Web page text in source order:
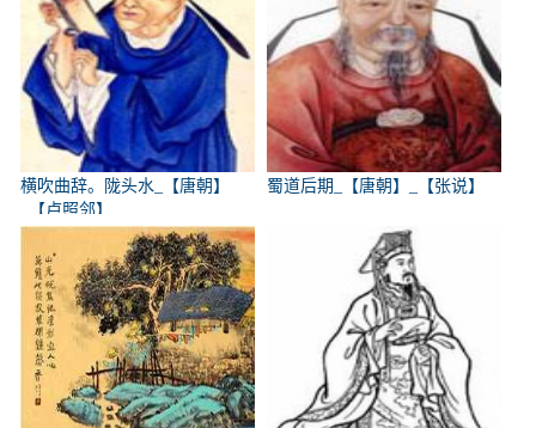
横吹曲辞。陇头水_【唐朝】
_【卢照邻】
蜀道后期_【唐朝】_【张说】